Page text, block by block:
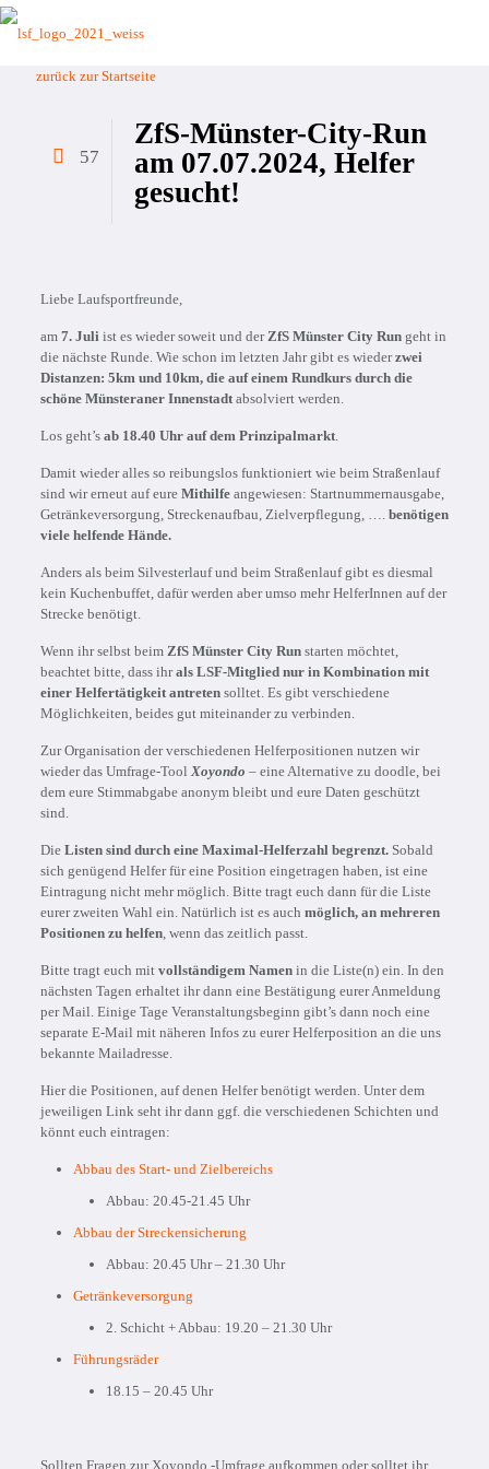
zurück zur Startseite
57
ZfS-Münster-City-Run
am 07.07.2024, Helfer
gesucht!
Liebe Laufsportfreunde,
am 7. Juliist es wieder soweit und derZfS Münster City Rungeht in
die nächste Runde. Wie schon im letzten Jahr gibt es wiederzwei
Distanzen: 5km und 10km, die auf einem Rundkurs durch die
schöne Münsteraner Innenstadtabsolviert werden.
Los geht’s ab 18.40 Uhr auf dem Prinzipalmarkt.
Damit wieder alles so reibungslos funktioniert wie beim Straßenlauf
sind wir erneut auf eure Mithilfeangewiesen: Startnummernausgabe,
Getränkeversorgung, Streckenaufbau, Zielverpflegung, …. benötigen
viele helfende Hände.
Anders als beim Silvesterlauf und beim Straßenlauf gibt es diesmal
kein Kuchenbuffet, dafür werden aber umso mehr HelferInnen auf der
Strecke benötigt.
Wenn ihr selbst beim ZfS Münster City Runstarten möchtet,
beachtet bitte, dass ihrals LSF-Mitglied nur in Kombination mit
einer Helfertätigkeit antretensolltet. Es gibt verschiedene
Möglichkeiten, beides gut miteinander zu verbinden.
Zur Organisation der verschiedenen Helferpositionen nutzen wir
wieder das Umfrage-Tool Xoyondo – eine Alternative zu doodle, bei
dem eure Stimmabgabe anonym bleibt und eure Daten geschützt
sind.
Die Listen sind durch eine Maximal-Helferzahl begrenzt.Sobald
sich genügend Helfer für eine Position eingetragen haben, ist eine
Eintragung nicht mehr möglich. Bitte tragt euch dann für die Liste
eurer zweiten Wahl ein. Natürlich ist es auch möglich, an mehreren
Positionen zu helfen, wenn das zeitlich passt.
Bitte tragt euch mit vollständigem Namenin die Liste(n) ein. In den
nächsten Tagen erhaltet ihr dann eine Bestätigung eurer Anmeldung
per Mail. Einige Tage Veranstaltungsbeginn gibt’s dann noch eine
separate E-Mail mit näheren Infos zu eurer Helferposition an die uns
bekannte Mailadresse.
Hier die Positionen, auf denen Helfer benötigt werden. Unter dem
jeweiligen Link seht ihr dann ggf. die verschiedenen Schichten und
könnt euch eintragen:
Abbau des Start- und Zielbereichs
Abbau: 20.45-21.45 Uhr
Abbau der Streckensicherung
Abbau: 20.45 Uhr – 21.30 Uhr
Getränkeversorgung
2. Schicht + Abbau: 19.20 – 21.30 Uhr
Führungsräder
18.15 – 20.45 Uhr
Sollten Fragen zur Xoyondo -Umfrage aufkommen oder solltet ihr